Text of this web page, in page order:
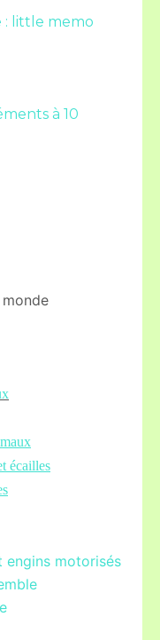
: little memo
à 10
écailles
engins motorisés